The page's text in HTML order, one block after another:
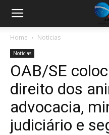
Home Notícias
Notícias
OAB/SE
direito dos
advocacia,
judiciário e